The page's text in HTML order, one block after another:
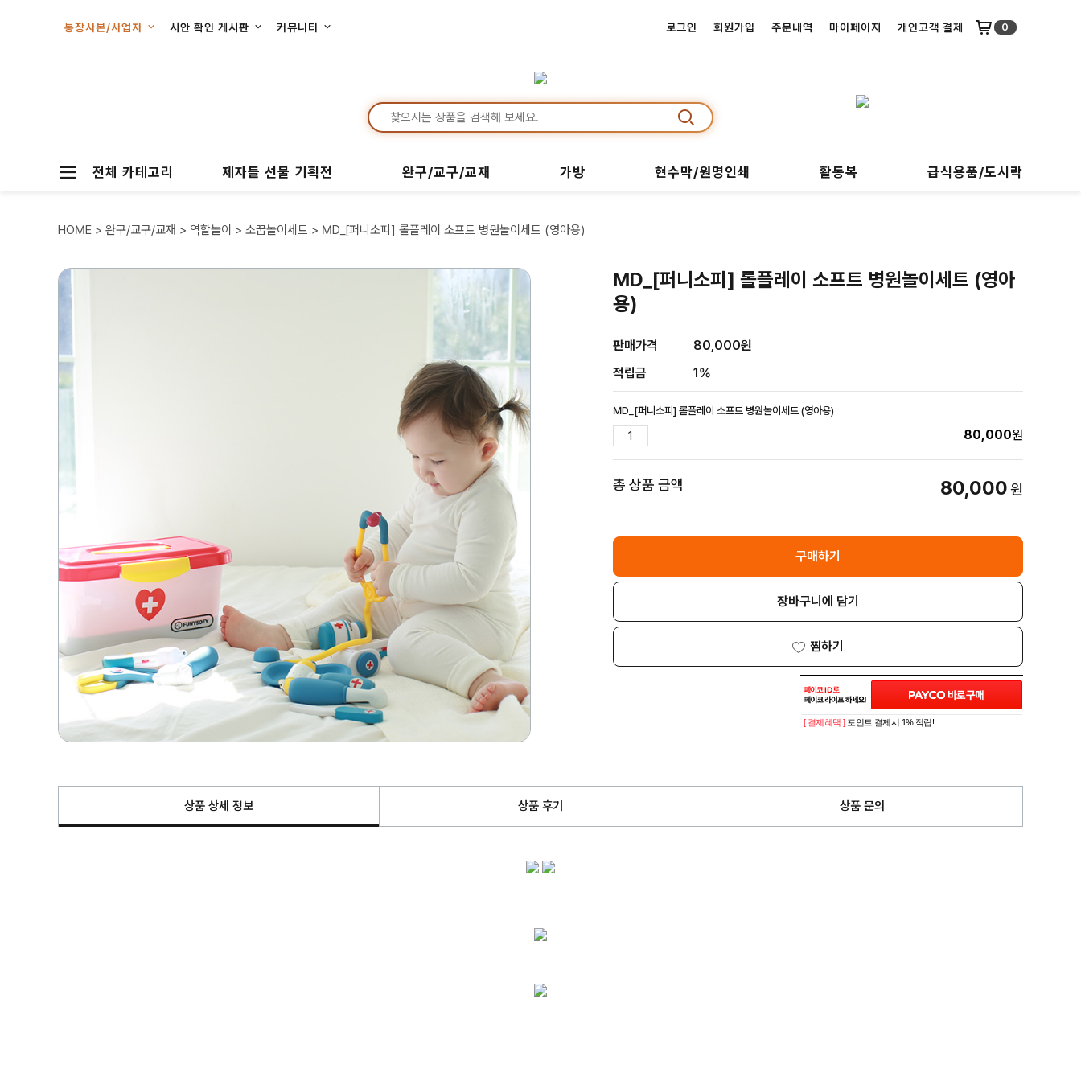
통장사본/사업자 시안 확인 게시판 커뮤니티 로그인 회원가입 주문내역 마이페이지 개인고객 결제 0
전체 카테고리 제자들 선물 기획전 완구/교구/교재 가방 현수막/원명인쇄 활동복 급식용품/도시락
HOME > 완구/교구/교재 > 역할놀이 > 소꿉놀이세트 > MD_[퍼니소피] 롤플레이 소프트 병원놀이세트 (영아용)
MD_[퍼니소피] 롤플레이 소프트 병원놀이세트 (영아
용)
판매가격 80,000원
적립금
1%
MD_[퍼니소피] 롤플레이 소프트 병원놀이세트 (영아용)
80,000원
총 상품 금액 80,000원
구매하기
장바구니에 담기
찜하기
[ 결제혜택 ] 포인트 결제시 1% 적립!
상품 상세 정보 상품 후기 상품 문의